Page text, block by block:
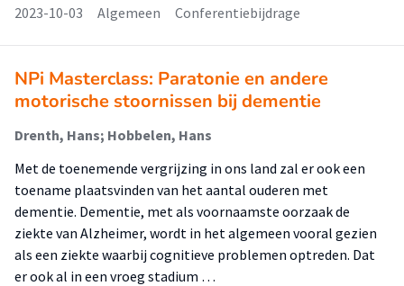
2023-10-03
Algemeen Conferentiebijdrage
NPi Masterclass: Paratonie en andere
motorische stoornissen bij dementie
Drenth, Hans; Hobbelen, Hans
Met de toenemende vergrijzing in ons land zal er ook een
toename plaatsvinden van het aantal ouderen met
dementie. Dementie, met als voornaamste oorzaak de
ziekte van Alzheimer, wordt in het algemeen vooral gezien
als een ziekte waarbij cognitieve problemen optreden. Dat
er ook al in een vroeg stadium …